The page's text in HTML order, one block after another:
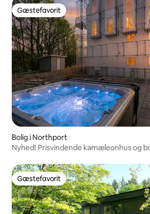
Gæstefavorit
Gæstefavorit
Bolig i Northport
Nyhed! Prisvindende kamæleonhus og
Gæstefavorit
Gæstefavorit